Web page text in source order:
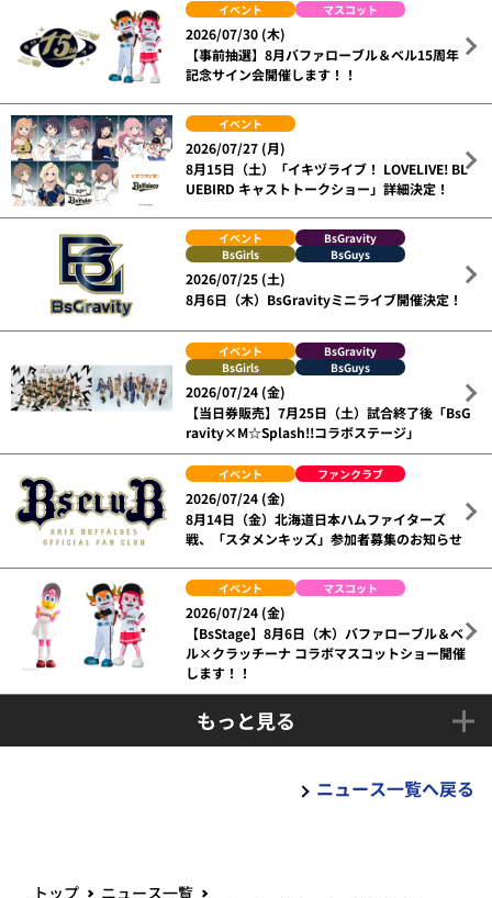
イベント マスコット
2026/07/30 (木)
【事前抽選】8月バファローブル＆ベル15周年
記念サイン会開催します！！
イベント
2026/07/27 (月)
8月15日（土）「イキヅライブ！ LOVELIVE! BL
UEBIRD キャストトークショー」詳細決定！
イベント
BsGravity
BsGirls
BsGuys
2026/07/25 (土)
8月6日（木）BsGravityミニライブ開催決定！
イベント
BsGravity
BsGirls
BsGuys
2026/07/24 (金)
【当日券販売】7月25日（土）試合終了後「BsG
ravity×M☆Splash!!コラボステージ」
イベント ファンクラブ
2026/07/24 (金)
8月14日（金）北海道日本ハムファイターズ
戦、「スタメンキッズ」参加者募集のお知らせ
イベント マスコット
2026/07/24 (金)
【BsStage】8月6日（木）バファローブル＆ベ
ル×クラッチーナ コラボマスコットショー開催
します！！
もっと見る
ニュース一覧へ戻る
トップ ニュース一覧